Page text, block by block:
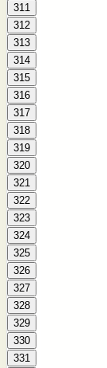
311
312
313
314
315
316
317
318
319
320
321
322
323
324
325
326
327
328
329
330
331